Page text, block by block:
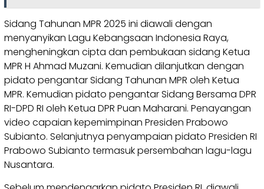
Sidang Tahunan MPR 2025 ini diawali dengan
menyanyikan Lagu Kebangsaan Indonesia Raya,
mengheningkan cipta dan pembukaan sidang Ketua
MPR H Ahmad Muzani. Kemudian dilanjutkan dengan
pidato pengantar Sidang Tahunan MPR oleh Ketua
MPR. Kemudian pidato pengantar Sidang Bersama DPR
RI-DPD RI oleh Ketua DPR Puan Maharani. Penayangan
video capaian kepemimpinan Presiden Prabowo
Subianto. Selanjutnya penyampaian pidato Presiden RI
Prabowo Subianto termasuk persembahan lagu-lagu
Nusantara.